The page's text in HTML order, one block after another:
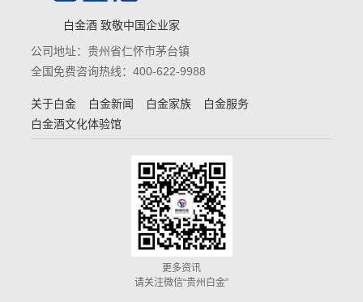
白金酒 致敬中国企业家
公司地址：贵州省仁怀市茅台镇
全国免费咨询热线：400-622-9988
关于白金 白金新闻 白金家族
白金服务
白金酒文化体验馆
更多资讯
请关注微信“贵州白金”